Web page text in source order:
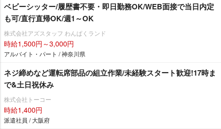
ベビーシッター/履歴書不要・即日勤務OK/WEB面接で当日内定
も可/直行直帰OK/週1～OK
株式会社アズスタッフ わんぱくランド
時給1,500円～3,000円
アルバイト・パート / 神奈川県
ネジ締めなど運転席部品の組立作業/未経験スタート歓迎!17時ま
で&土日祝休み
株式会社トーコー
時給1,400円
派遣社員 / 大阪府